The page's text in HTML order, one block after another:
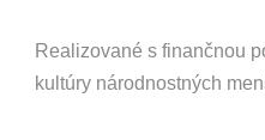
Realizované s finančnou
kultúry národnostných